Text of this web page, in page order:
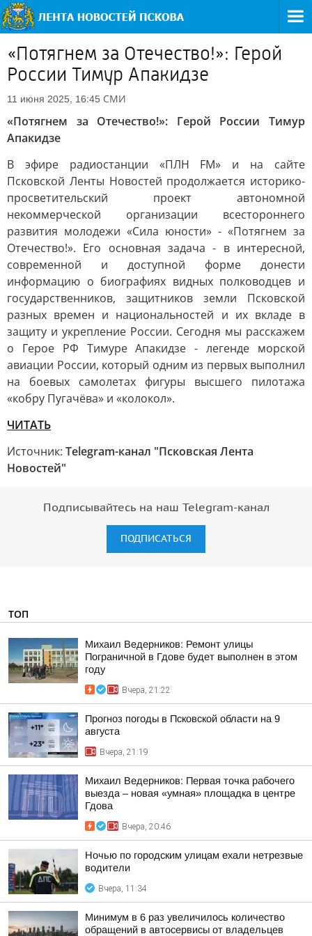
«Потягнем за Отечество!»: Герой
России Тимур Апакидзе
11 июня 2025, 16:45 СМИ
«Потягнем за Отечество!»: Герой России Тимур
Апакидзе
В эфире радиостанции «ПЛН FM» и на сайте
Псковской Ленты Новостей продолжается историко-
просветительский проект автономной
некоммерческой организации всестороннего
развития молодежи «Сила юности» - «Потягнем за
Отечество!». Его основная задача - в интересной,
современной и доступной форме донести
информацию о биографиях видных полководцев и
государственников, защитников земли Псковской
разных времен и национальностей и их вкладе в
защиту и укрепление России. Сегодня мы расскажем
о Герое РФ Тимуре Апакидзе - легенде морской
авиации России, который одним из первых выполнил
на боевых самолетах фигуры высшего пилотажа
«кобру Пугачёва» и «колокол».
ЧИТАТЬ
Источник: Telegram-канал "Псковская Лента
Новостей"
Подписывайтесь на наш Telegram-канал
ПОДПИСАТЬСЯ
ТОП
Михаил Ведерников: Ремонт улицы
Пограничной в Гдове будет выполнен в этом
году
Вчера, 21:22
Прогноз погоды в Псковской области на 9
августа
Вчера, 21:19
Михаил Ведерников: Первая точка рабочего
выезда – новая «умная» площадка в центре
Гдова
Вчера, 20:46
Ночью по городским улицам ехали нетрезвые
водители
Вчера, 11:34
Минимум в 6 раз увеличилось количество
обращений в автосервисы от владельцев